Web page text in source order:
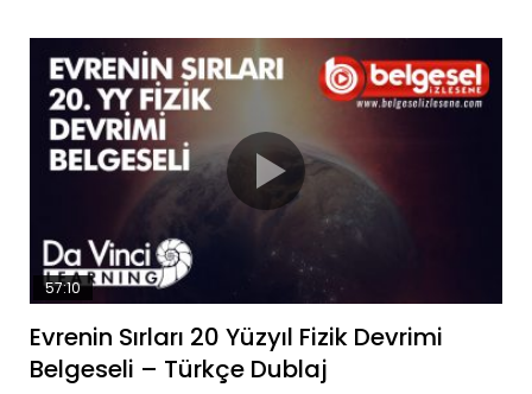
57:10
Evrenin Sırları 20 Yüzyıl Fizik Devrimi
Belgeseli – Türkçe Dublaj